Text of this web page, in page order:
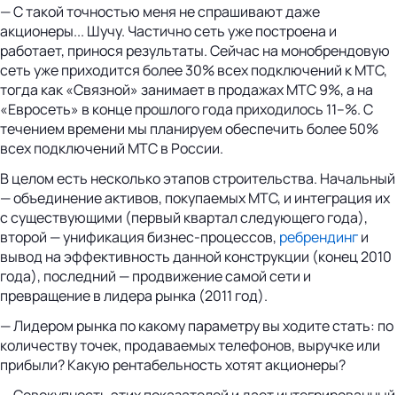
— С такой точностью меня не спрашивают даже
акционеры... Шучу. Частично сеть уже построена и
работает, принося результаты. Сейчас на монобрендовую
сеть уже приходится более 30% всех подключений к МТС,
тогда как «Связной» занимает в продажах МТС 9%, а на
«Евросеть» в конце прошлого года приходилось 11–%. С
течением времени мы планируем обеспечить более 50%
всех подключений МТС в России.
В целом есть несколько этапов строительства. Начальный
— объединение активов, покупаемых МТС, и интеграция их
с существующими (первый квартал следующего года),
второй — унификация бизнес-процессов, ребрендинги
вывод на эффективность данной конструкции (конец 2010
года), последний — продвижение самой сети и
превращение в лидера рынка (2011 год).
— Лидером рынка по какому параметру вы ходите стать: по
количеству точек, продаваемых телефонов, выручке или
прибыли? Какую рентабельность хотят акционеры?